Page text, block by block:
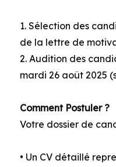
1. Sélection des
de la lettre de
2. Audition des
mardi 26 août 2025
Comment Postuler ?
Votre dossier de
• Un CV détaillé